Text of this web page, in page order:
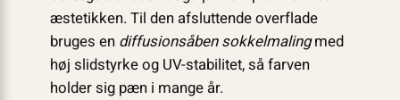
æstetikken. Til den afsluttende overflade
bruges en diffusionsåben sokkelmalingmed
høj slidstyrke og UV-stabilitet, så farven
holder sig pæn i mange år.